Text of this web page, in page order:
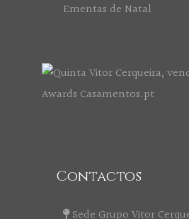
Ementas de Natal
Contactos
Sede Grupo Vitor